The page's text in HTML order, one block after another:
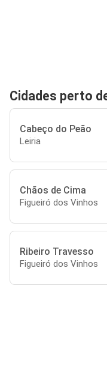
Cidades perto
Cabeço do Peão
Leiria
Chãos de Cima
Figueiró dos Vinhos
Ribeiro Travesso
Figueiró dos Vinhos